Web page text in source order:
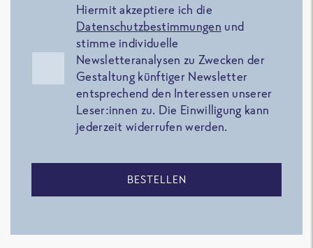
Hiermit akzeptiere ich die
Datenschutzbestimmungen und
stimme individuelle
Newsletteranalysen zu Zwecken der
Gestaltung künftiger Newsletter
entsprechend den Interessen unserer
Leser:innen zu. Die Einwilligung kann
jederzeit widerrufen werden.
BESTELLEN